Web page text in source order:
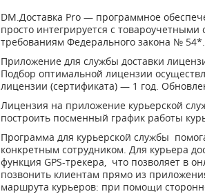
DM.Доставка Pro — программное
просто интегрируется с
требованиям Федерального закона № 54*.
Приложение для службы доставки
Подбор оптимальной лицензии
лицензии (сертификата) — 1 год.
Лицензия на приложение курьерской
построить посменный график работы
Программа для курьерской службы
конкретным сотрудником. Для курьера
функция GPS-трекера, что позволяет в
позвонить клиентам прямо из
маршрута курьеров: при помощи